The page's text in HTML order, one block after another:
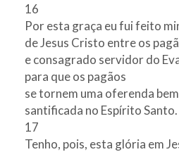
16
Por esta graça eu fui feito
de Jesus Cristo entre os
e consagrado servidor do
para que os pagãos
se tornem uma oferenda
santificada no Espírito Santo.
17
Tenho, pois, esta glória em